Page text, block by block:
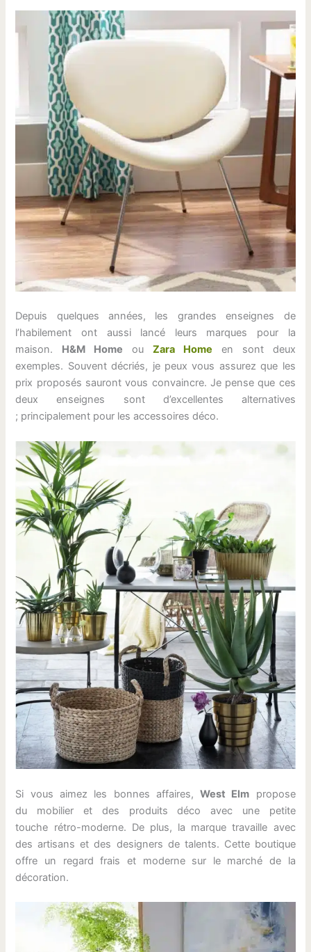
Depuis quelques années, les grandes enseignes de
l’habilement ont aussi lancé leurs marques pour la
maison. H&M Home ouZara Home en sont deux
exemples. Souvent décriés, je peux vous assurez que les
prix proposés sauront vous convaincre. Je pense que ces
deux enseignes sont d’excellentes alternatives
; principalement pour les accessoires déco.
Si vous aimez les bonnes affaires,West Elm propose
du mobilier et des produits déco avec une petite
touche rétro-moderne. De plus, la marque travaille avec
des artisans et des designers de talents. Cette boutique
offre un regard frais et moderne sur le marché de la
décoration.